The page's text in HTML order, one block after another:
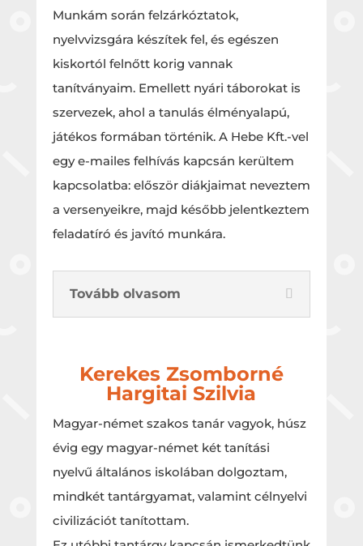
Munkám során felzárkóztatok,
nyelvvizsgára készítek fel, és egészen
kiskortól felnőtt korig vannak
tanítványaim. Emellett nyári táborokat is
szervezek, ahol a tanulás élményalapú,
játékos formában történik. A Hebe Kft.-vel
egy e-mailes felhívás kapcsán kerültem
kapcsolatba: először diákjaimat neveztem
a versenyeikre, majd később jelentkeztem
feladatíró és javító munkára.
Tovább olvasom
Kerekes Zsomborné
Hargitai Szilvia
Magyar-német szakos tanár vagyok, húsz
évig egy magyar-német két tanítási
nyelvű általános iskolában dolgoztam,
mindkét tantárgyamat, valamint célnyelvi
civilizációt tanítottam.